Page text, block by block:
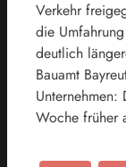
Verkehr
die
deutlich
Bauamt
Woche früher